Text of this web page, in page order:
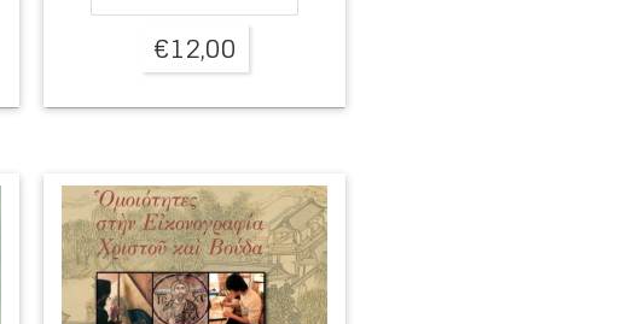
€12,00